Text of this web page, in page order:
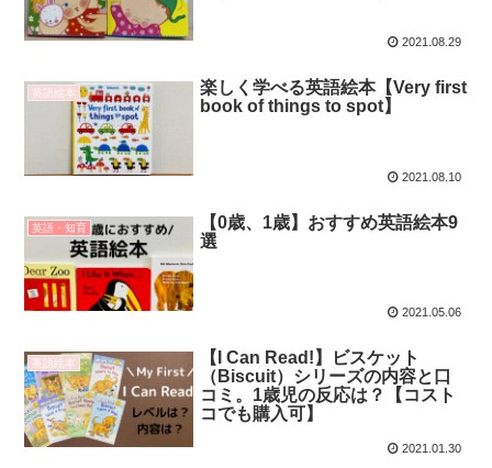
2021.08.29
英語絵本
楽しく学べる英語絵本【Very first
book of things to spot】
2021.08.10
英語・知育
【0歳、1歳】おすすめ英語絵本9
選
2021.05.06
英語絵本
【I Can Read!】ビスケット
（Biscuit）シリーズの内容と口
コミ。1歳児の反応は？【コスト
コでも購入可】
2021.01.30